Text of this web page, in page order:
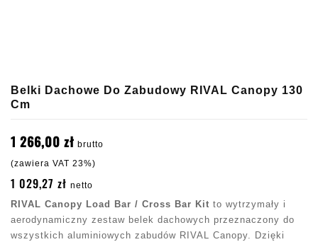
Belki Dachowe Do Zabudowy RIVAL Canopy 130
Cm
1 266,00 zł brutto
(zawiera VAT 23%)
1 029,27 zł netto
RIVAL Canopy Load Bar / Cross Bar Kit to wytrzymały i
aerodynamiczny zestaw belek dachowych przeznaczony do
wszystkich aluminiowych zabudów RIVAL Canopy. Dzięki